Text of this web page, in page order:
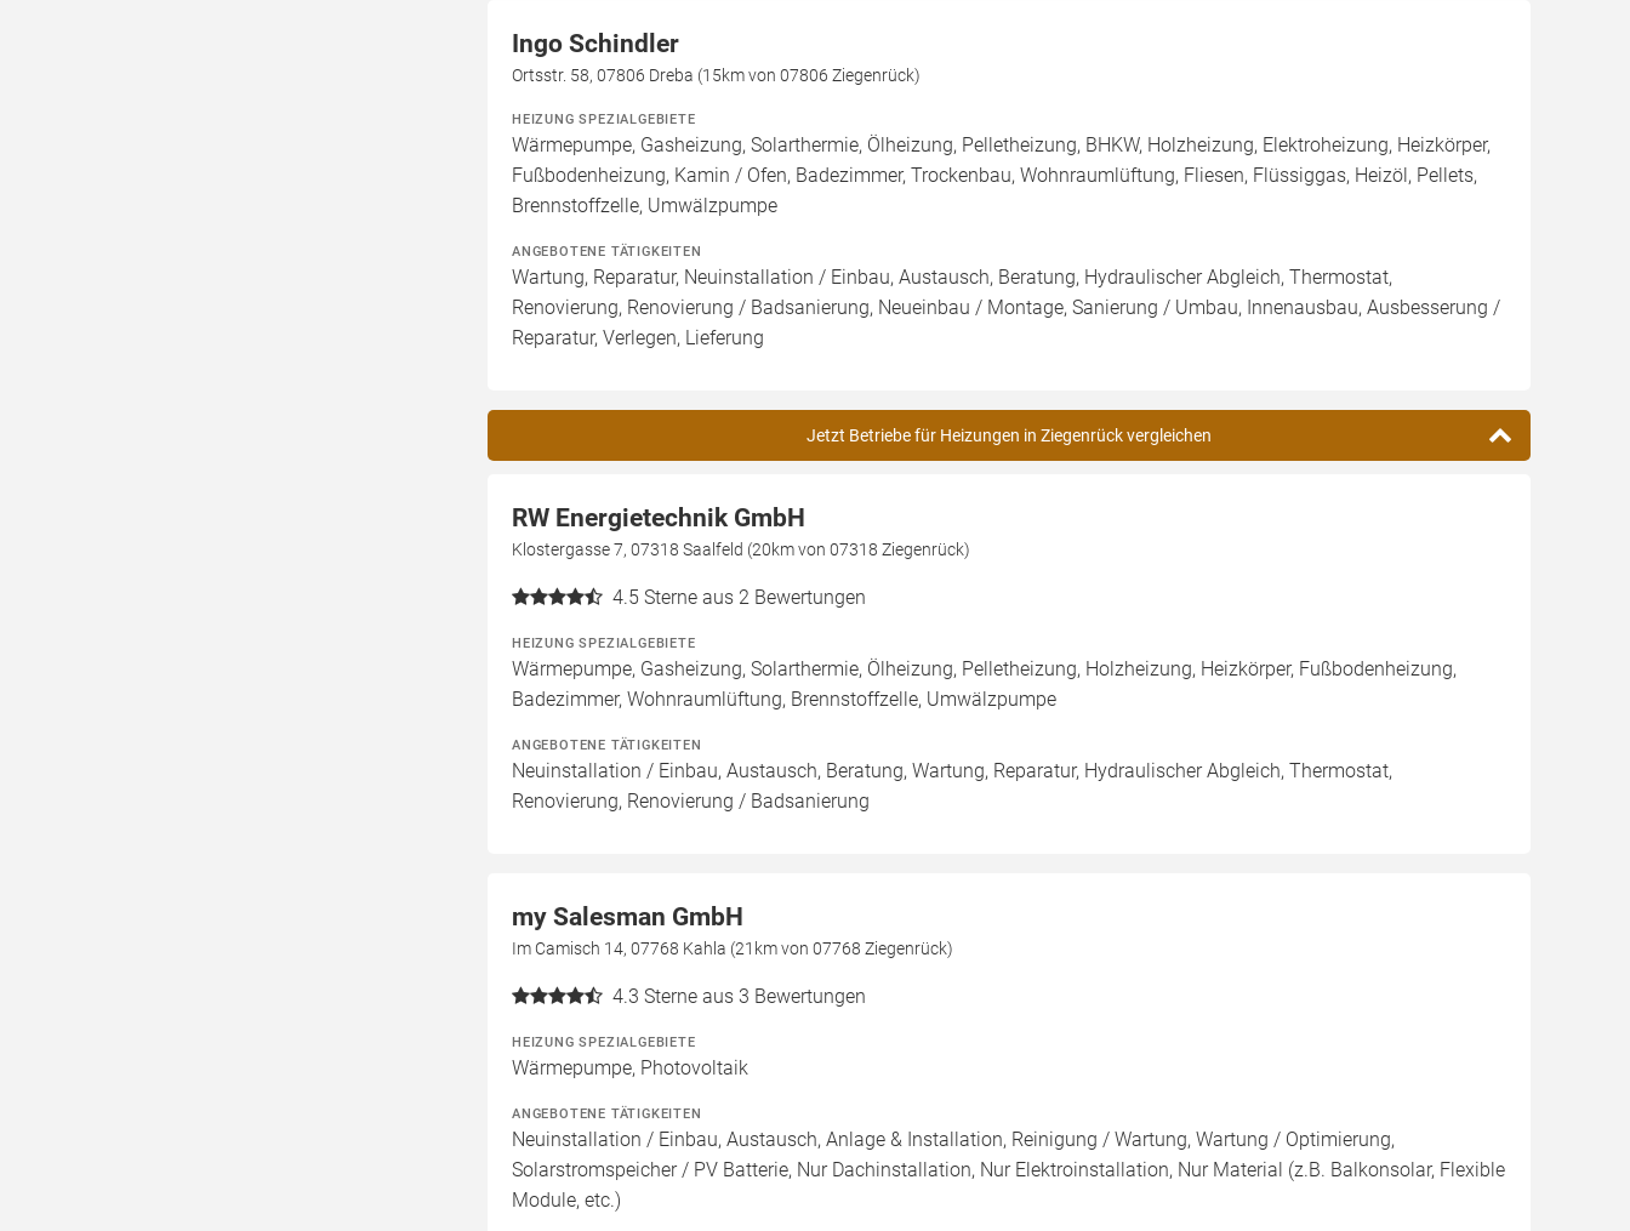
Ingo Schindler
Ortsstr. 58, 07806 Dreba (15km von 07806 Ziegenrück)
HEIZUNG SPEZIALGEBIETE
Wärmepumpe, Gasheizung, Solarthermie, Ölheizung, Pelletheizung, BHKW, Holzheizung, Elektroheizung, Heizkörper,
Fußbodenheizung, Kamin / Ofen, Badezimmer, Trockenbau, Wohnraumlüftung, Fliesen, Flüssiggas, Heizöl, Pellets,
Brennstoffzelle, Umwälzpumpe
ANGEBOTENE TÄTIGKEITEN
Wartung, Reparatur, Neuinstallation / Einbau, Austausch, Beratung, Hydraulischer Abgleich, Thermostat,
Renovierung, Renovierung / Badsanierung, Neueinbau / Montage, Sanierung / Umbau, Innenausbau, Ausbesserung /
Reparatur, Verlegen, Lieferung
Jetzt Betriebe für Heizungen in Ziegenrück vergleichen
RW Energietechnik GmbH
Klostergasse 7, 07318 Saalfeld (20km von 07318 Ziegenrück)
4.5 Sterne aus 2 Bewertungen
HEIZUNG SPEZIALGEBIETE
Wärmepumpe, Gasheizung, Solarthermie, Ölheizung, Pelletheizung, Holzheizung, Heizkörper, Fußbodenheizung,
Badezimmer, Wohnraumlüftung, Brennstoffzelle, Umwälzpumpe
ANGEBOTENE TÄTIGKEITEN
Neuinstallation / Einbau, Austausch, Beratung, Wartung, Reparatur, Hydraulischer Abgleich, Thermostat,
Renovierung, Renovierung / Badsanierung
my Salesman GmbH
Im Camisch 14, 07768 Kahla (21km von 07768 Ziegenrück)
4.3 Sterne aus 3 Bewertungen
HEIZUNG SPEZIALGEBIETE
Wärmepumpe, Photovoltaik
ANGEBOTENE TÄTIGKEITEN
Neuinstallation / Einbau, Austausch, Anlage & Installation, Reinigung / Wartung, Wartung / Optimierung,
Solarstromspeicher / PV Batterie, Nur Dachinstallation, Nur Elektroinstallation, Nur Material (z.B. Balkonsolar, Flexible
Module, etc.)